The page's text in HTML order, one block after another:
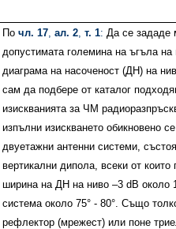
Почл. 17 ,ал. 2 ,т. 1: Да се зададе
допустимата големина на ъгъла на
диаграма на насоченост (ДН) на
сам да подбере от каталог
изискванията за ЧМ
изпълни изискването обикновено
двуетажни антенни системи,
вертикални дипола, всеки от
ширина на ДН на ниво –3 dB около
система около 75° - 80°. Също
рефлектор (мрежест) или поне